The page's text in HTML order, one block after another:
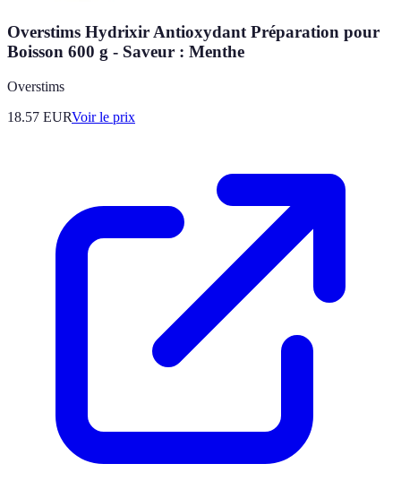
Overstims Hydrixir Antioxydant Préparation pour
Boisson 600 g - Saveur : Menthe
Overstims
18.57 EURVoir le prix